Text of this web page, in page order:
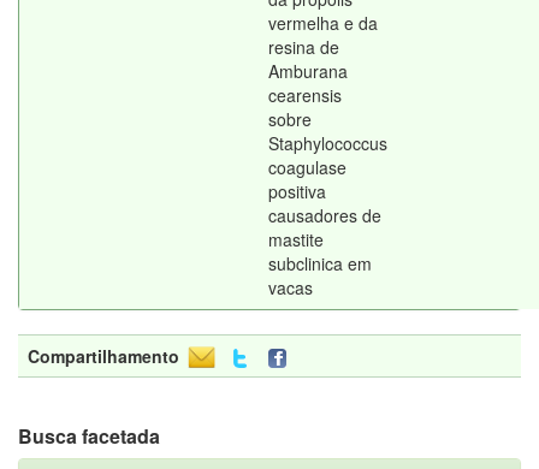
vermelha e da
resina de
Amburana
cearensis
sobre
Staphylococcus
coagulase
positiva
causadores de
mastite
subclinica em
vacas
Compartilhamento
Busca facetada